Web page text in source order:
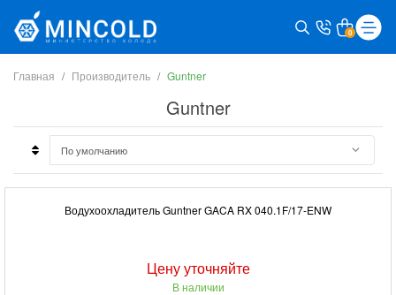
0
Главная Производитель Guntner
Guntner
Водухоохладитель Guntner GACA RX 040.1F/17-ENW
Цену уточняйте
В наличии